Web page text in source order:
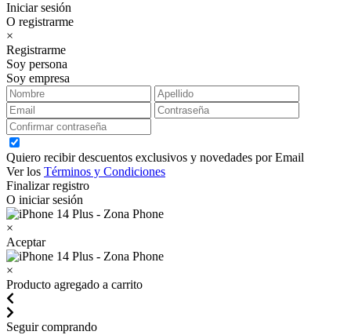
Iniciar sesión
O registrarme
×
Registrarme
Soy persona
Soy empresa
Quiero recibir descuentos exclusivos y novedades por Email
Ver los Términos y Condiciones
Finalizar registro
O iniciar sesión
×
Aceptar
×
Producto agregado a carrito
Seguir comprando